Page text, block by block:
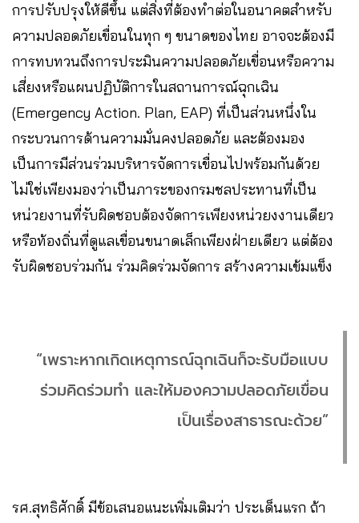
การปรับปรุงให้ดีขึ้น แต่สิ่งที่ต้องทำต่อในอนาคตสำหรับ
ความปลอดภัยเขื่อนในทุก ๆ ขนาดของไทย อาจจะต้องมี
การทบทวนถึงการประมินความปลอดภัยเขื่อนหรือความ
เสี่ยงหรือแผนปฏิบัติการในสถานการณ์ฉุกเฉิน
(Emergency Action. Plan, EAP) ที่เป็นส่วนหนึ่งใน
กระบวนการด้านความมั่นคงปลอดภัย และต้องมอง
เป็นการมีส่วนร่วมบริหารจัดการเขื่อนไปพร้อมกันด้วย
ไม่ใช่เพียงมองว่าเป็นภาระของกรมชลประทานที่เป็น
หน่วยงานที่รับผิดชอบต้องจัดการเพียงหน่วยงงานเดียว
หรือท้องถิ่นที่ดูแลเขื่อนขนาดเล็กเพียงฝ่ายเดียว แต่ต้อง
รับผิดชอบร่วมกัน ร่วมคิดร่วมจัดการ สร้างความเข้มแข็ง
“เพราะหากเกิดเหตุการณ์ฉุกเฉินก็จะรับมือแบบ
ร่วมคิดร่วมทำ และให้มองความปลอดภัยเขื่อน
เป็นเรื่องสาธารณะด้วย”
รศ.สุทธิศักดิ์ มีข้อเสนอแนะเพิ่มเติมว่า ประเด็นแรก ถ้า